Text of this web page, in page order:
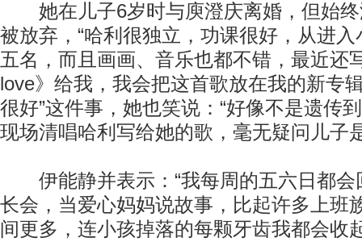
她在儿子6岁时与庾澄庆离婚，但始终
被放弃，“哈利很独立，功课很好，从进
五名，而且画画、音乐也都不错，最近还
love》给我，我会把这首歌放在我的新专
很好”这件事，她也笑说：“好像不是遗传
现场清唱哈利写给她的歌，毫无疑问儿子
伊能静并表示：“我每周的五六日都会
长会，当爱心妈妈说故事，比起许多上班
间更多，连小孩掉落的每颗牙齿我都会收